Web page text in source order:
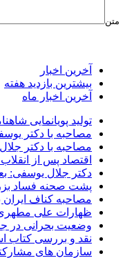
متن
آخرین اخبار
بیشترین بازدید هفته
آخرین اخبار ماه
تولید پویانمایی
مصاحبه با دکتر
مصاحبه با دکتر
اقتصاد پس از
دکتر جلال یوسفی:
پشت صحنه فساد
مصاحبه کناف
ظهارات علی مطهری
وضعیت بحرانی در
نقد و بررسی کتاب
سازمان های